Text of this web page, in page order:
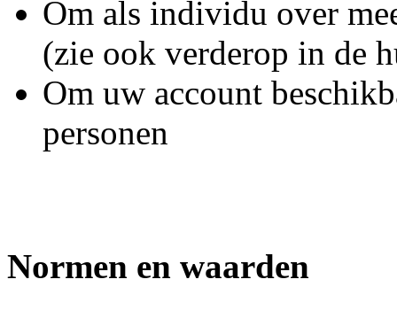
Om als individu over
(zie ook verderop in de
Om uw account
personen
Normen en waarden